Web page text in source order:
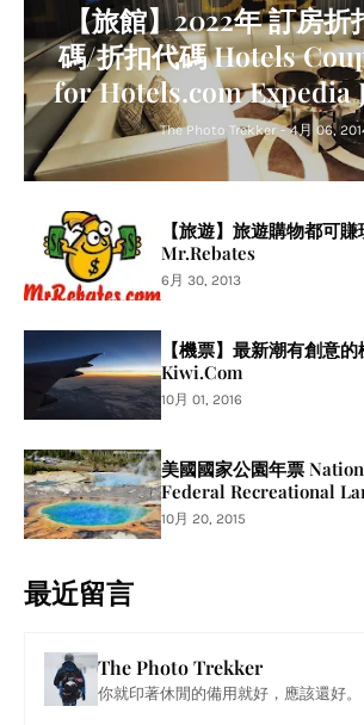
【旅館】2022年 訂房
碼/折扣代碼 Hotels
for Hotels.com Expedia
Agoda Trip.com
The Photo Trekker - 4月 06,
【旅遊】旅遊購物都可
Mr.Rebates
6月 30, 2013
【機票】最新潮有創意
Kiwi.Com
10月 01, 2016
美國國家公園年票
Federal Recreational
10月 20, 2015
最近留言
The Photo Trekker
你就印著休閒的備用就好，應該還好。